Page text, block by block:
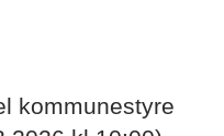
kommunestyre